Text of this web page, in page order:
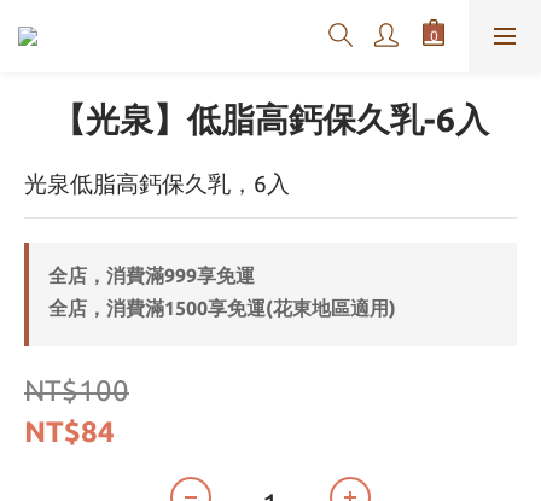
【光泉】低脂高鈣保久乳-6入
光泉低脂高鈣保久乳，6入
全店，消費滿999享免運
全店，消費滿1500享免運(花東地區適用)
NT$100
NT$84